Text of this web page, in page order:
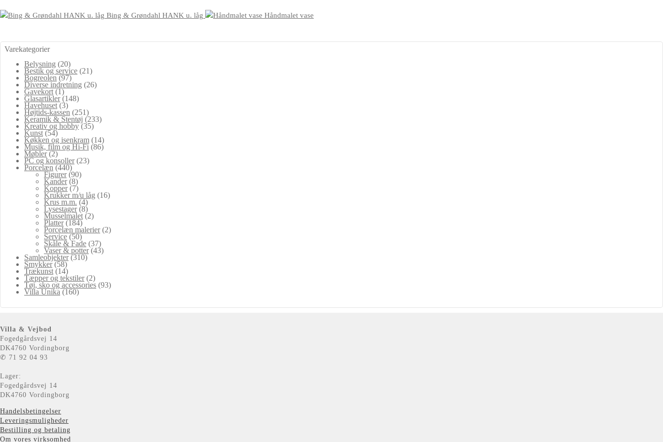
Bing & Grøndahl HANK u. låg Håndmalet vase
Varekategorier
Belysning (20)
Bestik og service (21)
Bogreolen (97)
Diverse indretning (26)
Gavekort (1)
Glasartikler (148)
Havehuset (3)
Højtids-kassen (251)
Keramik & Stentøj (233)
Kreativ og hobby (35)
Kunst (54)
Køkken og isenkram (14)
Musik, film og Hi-Fi (86)
Møbler (2)
PC og konsoller (23)
Porcelæn (440)
Figurer (90)
Kander (8)
Kopper (7)
Krukker m/u låg (16)
Krus m.m. (4)
Lysestager (8)
Musselmalet (2)
Platter (184)
Porcelæn malerier (2)
Service (50)
Skåle & Fade (37)
Vaser & potter (43)
Samleobjekter (310)
Smykker (58)
Trækunst (14)
Tæpper og tekstiler (2)
Tøj, sko og accessories (93)
Villa Unika (160)
Villa & Vejbod
Fogedgårdsvej 14
DK4760 Vordingborg
✆ 71 92 04 93
Lager:
Fogedgårdsvej 14
DK4760 Vordingborg
Handelsbetingelser
Leveringsmuligheder
Bestilling og betaling
Om vores virksomhed